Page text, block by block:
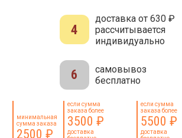
4
доставка от 630 ₽
рассчитывается
индивидуально
6
самовывоз
бесплатно
минимальная
сумма заказа
2500 ₽
если сумма
заказа более
3500 ₽
доставка
если сумма
заказа более
5500 ₽
доставка